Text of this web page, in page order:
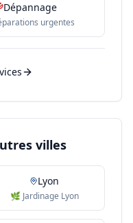
Dépannage
urgentes
villes
Lyon
🌿 Jardinage Lyon